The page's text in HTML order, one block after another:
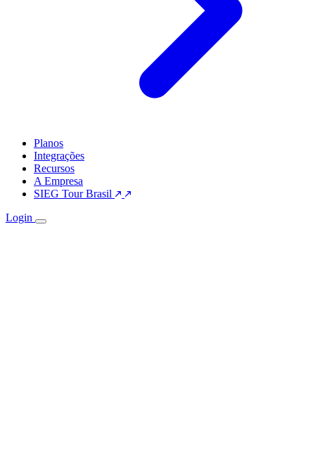
Planos
Integrações
Recursos
A Empresa
SIEG Tour Brasil
Login